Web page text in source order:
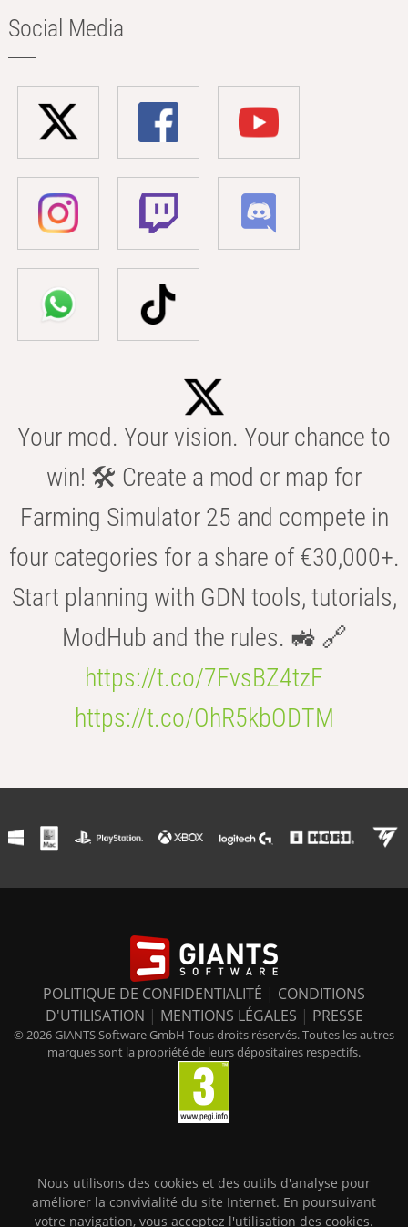
Social Media
Your mod. Your vision. Your chance to
win! 🛠️ Create a mod or map for
Farming Simulator 25 and compete in
four categories for a share of €30,000+.
Start planning with GDN tools, tutorials,
ModHub and the rules. 🚜 🔗
https://t.co/7FvsBZ4tzF
https://t.co/OhR5kbODTM
POLITIQUE DE CONFIDENTIALITÉ | CONDITIONS
D'UTILISATION | MENTIONS LÉGALES | PRESSE
© 2026 GIANTS Software GmbH Tous droits réservés. Toutes les autres
marques sont la propriété de leurs dépositaires respectifs.
Nous utilisons des cookies et des outils d'analyse pour
améliorer la convivialité du site Internet. En poursuivant
votre navigation, vous acceptez l'utilisation des cookies.